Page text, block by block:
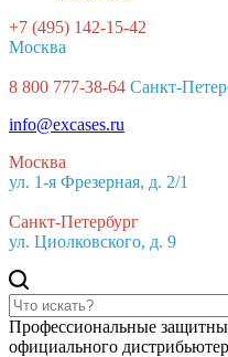
+7 (495) 142-15-42
Москва
8 800 777-38-64 Санкт-
info@excases.ru
Москва
ул. 1-я Фрезерная, д. 2/1
Санкт-Петербург
ул. Циолковского, д. 9
Профессиональные
официального